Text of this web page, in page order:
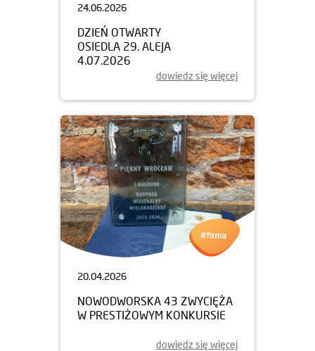
24.06.2026
DZIEŃ OTWARTY
OSIEDLA 29. ALEJA
4.07.2026
dowiedz się więcej
20.04.2026
NOWODWORSKA 43 ZWYCIĘŻA
W PRESTIŻOWYM KONKURSIE
dowiedz się więcej